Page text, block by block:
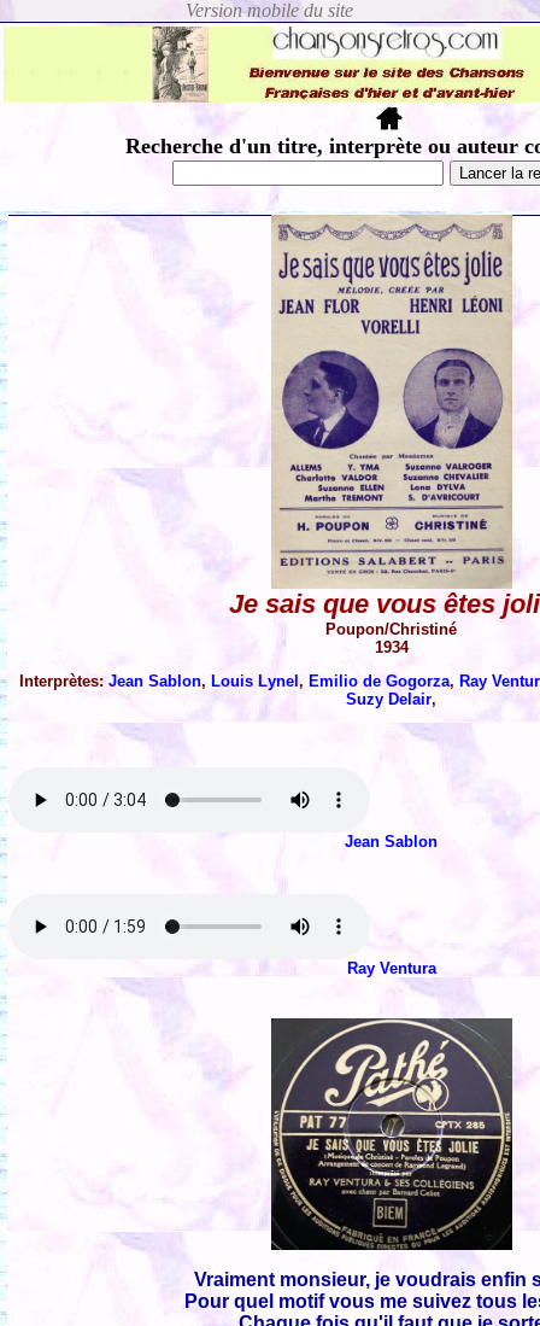
Recherche d'un titre, interprète ou auteur
Je sais que vous êtes
Poupon/Christiné
1934
Interprètes:Jean Sablon, Louis Lynel, Emilio de Gogorza, Ray
Suzy Delair,
Jean Sablon
Ray Ventura
Vraiment monsieur, je voudrais enfin
Pour quel motif vous me suivez tous